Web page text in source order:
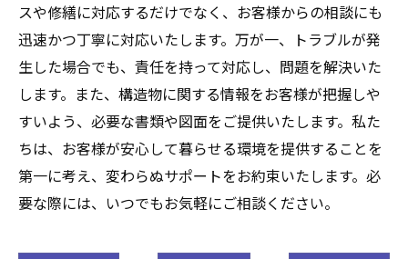
スや修繕に対応するだけでなく、お客様からの相談にも
迅速かつ丁寧に対応いたします。万が一、トラブルが発
生した場合でも、責任を持って対応し、問題を解決いた
します。また、構造物に関する情報をお客様が把握しや
すいよう、必要な書類や図面をご提供いたします。私た
ちは、お客様が安心して暮らせる環境を提供することを
第一に考え、変わらぬサポートをお約束いたします。必
要な際には、いつでもお気軽にご相談ください。